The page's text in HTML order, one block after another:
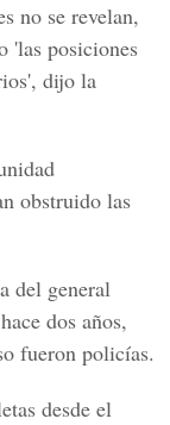
no se revelan,
'las posiciones
dijo la
obstruido las
del general
dos años,
fueron policías.
desde el